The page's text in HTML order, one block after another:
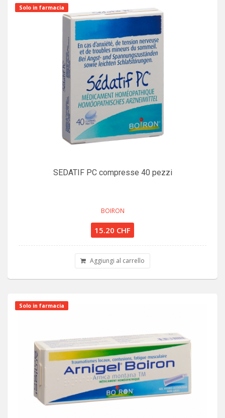
Solo in farmacia
SEDATIF PC compresse 40 pezzi
BOIRON
15.20 CHF
Aggiungi al carrello
Solo in farmacia